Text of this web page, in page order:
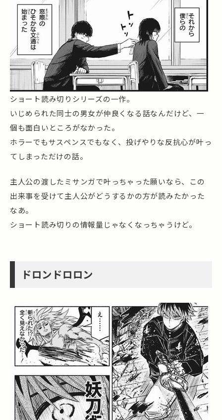
ショート読み切りシリーズの一作。
いじめられた同士の男女が仲良くなる話なんだけど、一
個も面白いところがなかった。
ホラーでもサスペンスでもなく、投げやりな反抗心が叶っ
てしまっただけの話。
主人公の渡したミサンガで叶っちゃった願いなら、この
出来事を受けて主人公がどうするかの方が読みたかった
なあ。
ショート読み切りの情報量じゃなくなっちゃうけど。
ドロンドロロン